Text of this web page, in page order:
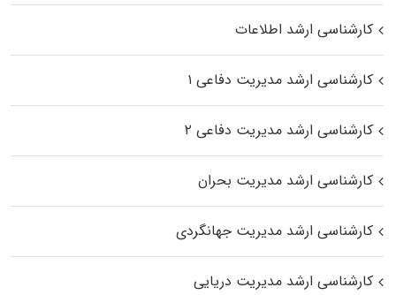
کارشناسی ارشد اطلاعات
کارشناسی ارشد مدیریت دفاعی ۱
کارشناسی ارشد مدیریت دفاعی ۲
کارشناسی ارشد مدیریت بحران
کارشناسی ارشد مدیریت جهانگردی
کارشناسی ارشد مدیریت دریایی